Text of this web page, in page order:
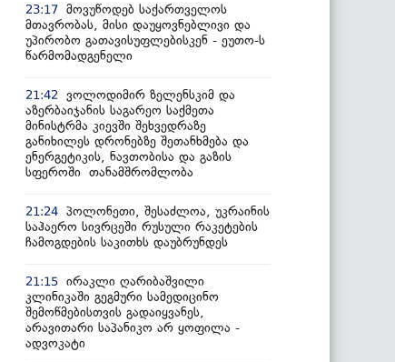
23:17 მოვუწოდებ საქართველოს
მთავრობას, მისი დაუყოვნებლივი და
უპირობო გათავისუფლებისკენ - ეუთო-ს
წარმომადგენელი
21:42
ვოლოდიმირ ზელენსკიმ და
აზერბაიჯანის საგარეო საქმეთა
მინისტრმა კიევში შეხვედრაზე
განიხილეს დრონებზე შეთანხმება და
ენერგეტიკის, ნავთობისა და გაზის
სფეროში თანამშრომლობა
21:24 პოლონეთი, შესაძლოა, უკრაინის
საჰაერო სივრცეში რუსული რაკეტების
ჩამოგდების საკითხს დაუბრუნდეს
21:15 ირაკლი ღარიბაშვილი
კლინიკაში გეგმური სამედიცინო
შემოწმებისთვის გადაიყვანეს,
არავითარი საპანიკო არ ყოფილა -
ადვოკატი